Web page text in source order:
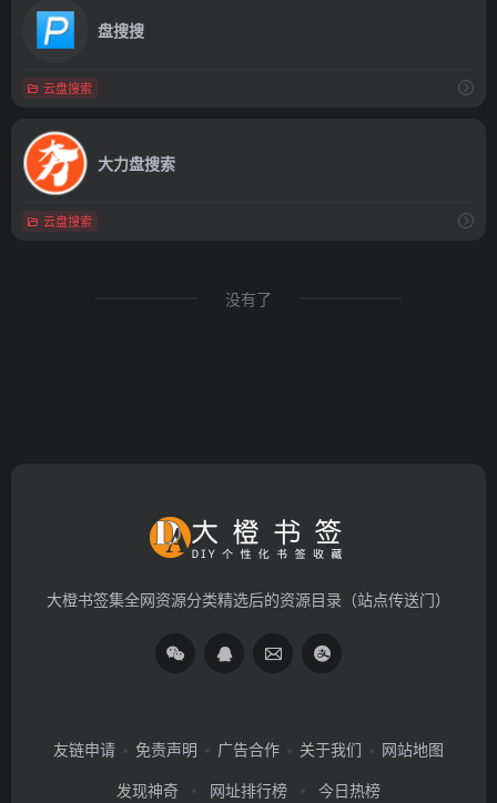
盘搜搜
云盘搜索
大力盘搜索
云盘搜索
没有了
大橙书签集全网资源分类精选后的资源目录（站点传送门）
友链申请 免责声明 广告合作 关于我们
网站地图
发现神奇
网址排行榜 今日热榜